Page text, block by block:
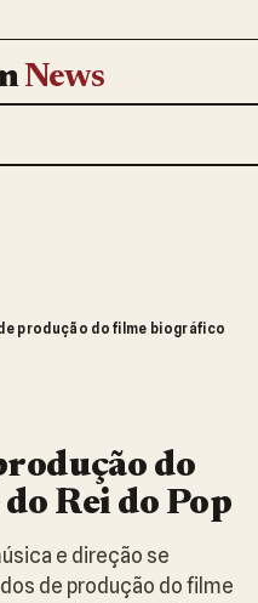
News
produção do filme biográfico
do
Rei do Pop
e direção se
de produção do filme